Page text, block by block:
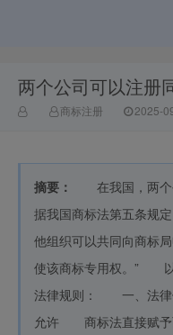
赣州乐融知识
产权有限公司
两个公司可以注册
商标注册 2025-
摘要：
在我国，两个
据我国商标法第五条规
他组织可以共同向商标
使该商标专用权。” 以
法律规则： 一、法
允许 商标法直接赋予